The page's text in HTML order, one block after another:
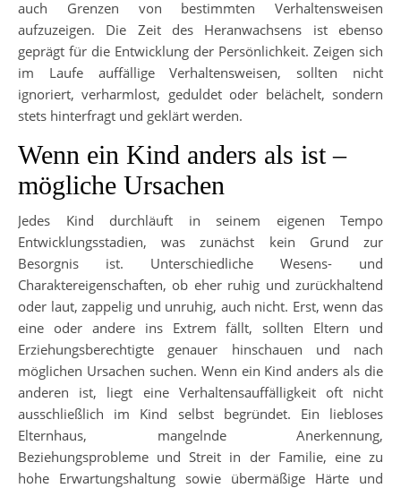
auch Grenzen von bestimmten Verhaltensweisen
aufzuzeigen. Die Zeit des Heranwachsens ist ebenso
geprägt für die Entwicklung der Persönlichkeit. Zeigen sich
im Laufe auffällige Verhaltensweisen, sollten nicht
ignoriert, verharmlost, geduldet oder belächelt, sondern
stets hinterfragt und geklärt werden.
Wenn ein Kind anders als ist –
mögliche Ursachen
Jedes Kind durchläuft in seinem eigenen Tempo
Entwicklungsstadien, was zunächst kein Grund zur
Besorgnis ist. Unterschiedliche Wesens- und
Charaktereigenschaften, ob eher ruhig und zurückhaltend
oder laut, zappelig und unruhig, auch nicht. Erst, wenn das
eine oder andere ins Extrem fällt, sollten Eltern und
Erziehungsberechtigte genauer hinschauen und nach
möglichen Ursachen suchen. Wenn ein Kind anders als die
anderen ist, liegt eine Verhaltensauffälligkeit oft nicht
ausschließlich im Kind selbst begründet. Ein liebloses
Elternhaus, mangelnde Anerkennung,
Beziehungsprobleme und Streit in der Familie, eine zu
hohe Erwartungshaltung sowie übermäßige Härte und